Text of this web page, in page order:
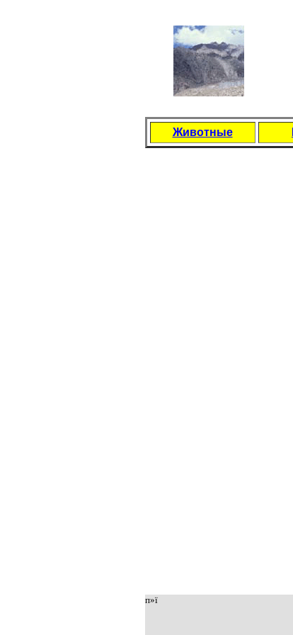
Животные
п»ї